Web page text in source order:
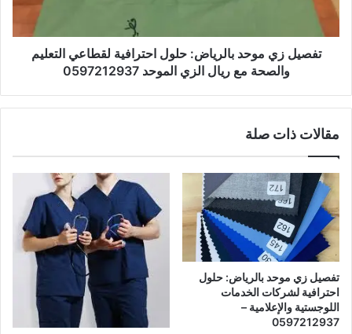
تفصيل زي موحد بالرياض: حلول احترافية لقطاعي التعليم
والصحة مع ريال الزي الموحد 0597212937
مقالات ذات صلة
تفصيل زي موحد بالرياض: حلول
احترافية لشركات الخدمات
اللوجستية والإعلامية –
0597212937